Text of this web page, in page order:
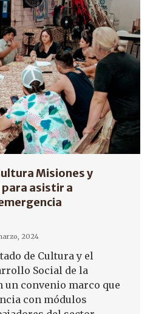
Misiones y
asistir a
2024
de Cultura y el
Social de la
convenio marco que
con módulos